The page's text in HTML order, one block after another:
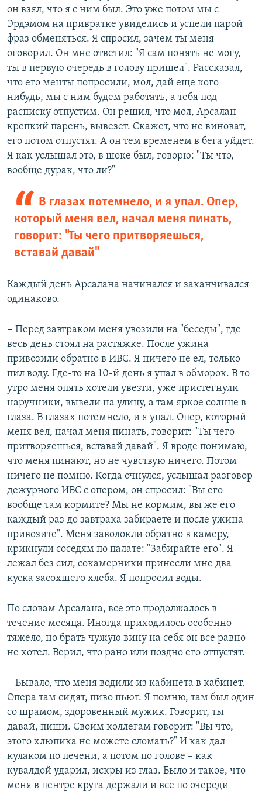
он взял, что я с ним был. Это уже потом мы с
Эрдэмом на привратке увиделись и успели парой
фраз обменяться. Я спросил, зачем ты меня
оговорил. Он мне ответил: "Я сам понять не могу,
ты в первую очередь в голову пришел". Рассказал,
что его менты попросили, мол, дай еще кого-
нибудь, мы с ним будем работать, а тебя под
расписку отпустим. Он решил, что мол, Арсалан
крепкий парень, вывезет. Скажет, что не виноват,
его потом отпустят. А он тем временем в бега уйдет.
Я как услышал это, в шоке был, говорю: "Ты что,
вообще дурак, что ли?"
В глазах потемнело, и я упал. Опер,
который меня вел, начал меня пинать,
говорит: "Ты чего притворяешься,
вставай давай"
Каждый день Арсалана начинался и заканчивался
одинаково.
− Перед завтраком меня увозили на "беседы", где
весь день стоял на растяжке. После ужина
привозили обратно в ИВС. Я ничего не ел, только
пил воду. Где-то на 10-й день я упал в обморок. В то
утро меня опять хотели увезти, уже пристегнули
наручники, вывели на улицу, а там яркое солнце в
глаза. В глазах потемнело, и я упал. Опер, который
меня вел, начал меня пинать, говорит: "Ты чего
притворяешься, вставай давай". Я вроде понимаю,
что меня пинают, но не чувствую ничего. Потом
ничего не помню. Когда очнулся, услышал разговор
дежурного ИВС с опером, он спросил: "Вы его
вообще там кормите? Мы не кормим, вы же его
каждый раз до завтрака забираете и после ужина
привозите". Меня заволокли обратно в камеру,
крикнули соседям по палате: "Забирайте его". Я
лежал без сил, сокамерники принесли мне два
куска засохшего хлеба. Я попросил воды.
По словам Арсалана, все это продолжалось в
течение месяца. Иногда приходилось особенно
тяжело, но брать чужую вину на себя он все равно
не хотел. Верил, что рано или поздно его отпустят.
− Бывало, что меня водили из кабинета в кабинет.
Опера там сидят, пиво пьют. Я помню, там был один
со шрамом, здоровенный мужик. Говорит, ты
давай, пиши. Своим коллегам говорит: "Вы что,
этого хлюпика не можете сломать?" И как дал
кулаком по печени, а потом по голове – как
кувалдой ударил, искры из глаз. Было и такое, что
меня в центре круга держали и все по очереди